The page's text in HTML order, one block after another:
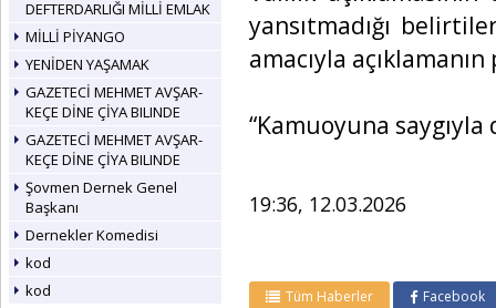
DEFTERDARLIĞI MİLLİ EMLAK
MİLLİ PİYANGO
YENİDEN YAŞAMAK
GAZETECİ MEHMET AVŞAR-
KEÇE DİNE ÇİYA BILINDE
GAZETECİ MEHMET AVŞAR-
KEÇE DİNE ÇİYA BILINDE
Şovmen Dernek Genel
Başkanı
Dernekler Komedisi
kod
kod
yansıtmadığı
amacıyla
“Kamuoyuna
19:36, 12.03.2026
Tüm Haberler Facebook